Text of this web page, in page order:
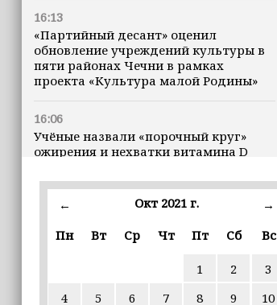
16:13
«Партийный десант» оценил
обновление учреждений культуры в
пяти районах Чечни в рамках
проекта «Культура малой Родины»
16:06
Учёные назвали «порочный круг»
ожирения и нехватки витамина D
16:00
В Чеченской Республике начинается
избирательные комиссии
← Окт 2021 г.
→
Пн
Вт Ср Чт Пт Сб Вс
1 2
3
4
5 6 7 8 9 10